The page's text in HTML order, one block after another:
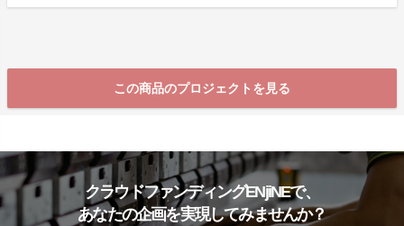
この商品のプロジェクトを見る
クラウドファンディングENjiNEで、
あなたの企画を実現してみませんか？